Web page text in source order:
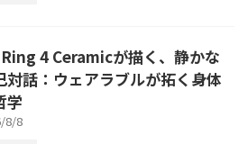
4 Ceramicが描く、静かな
対話：ウェアラブルが拓く身体
学
8/8